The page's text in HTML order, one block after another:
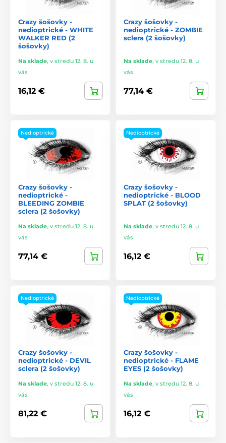
Crazy šošovky -
nedioptrické - WHITE
WALKER RED (2
šošovky)
Na sklade, v stredu 12. 8. u
vás
16,12 €
Crazy šošovky -
nedioptrické - ZOMBIE
sclera (2 šošovky)
Na sklade, v stredu 12. 8. u
vás
77,14 €
Nedioptrické
Crazy šošovky -
nedioptrické -
BLEEDING ZOMBIE
sclera (2 šošovky)
Na sklade, v stredu 12. 8. u
vás
77,14 €
Nedioptrické
Crazy šošovky -
nedioptrické - BLOOD
SPLAT (2 šošovky)
Na sklade, v stredu 12. 8. u
vás
16,12 €
Nedioptrické
Crazy šošovky -
nedioptrické - DEVIL
sclera (2 šošovky)
Na sklade, v stredu 12. 8. u
vás
81,22 €
Nedioptrické
Crazy šošovky -
nedioptrické - FLAME
EYES (2 šošovky)
Na sklade, v stredu 12. 8. u
vás
16,12 €